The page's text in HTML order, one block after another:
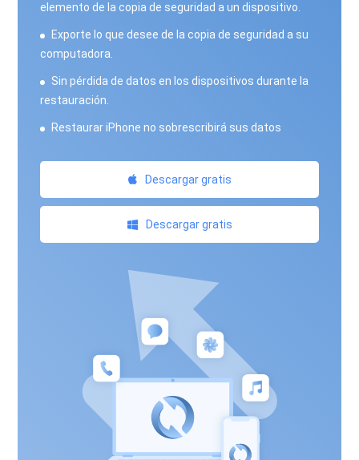
elemento de la copia de seguridad a un dispositivo.
Exporte lo que desee de la copia de seguridad a su
computadora.
Sin pérdida de datos en los dispositivos durante la
restauración.
Restaurar iPhone no sobrescribirá sus datos
Descargar gratis
Descargar gratis